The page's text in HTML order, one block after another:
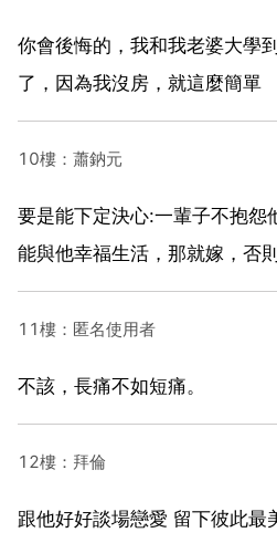
你會後悔的，我和我老婆大學
了，因為我沒房，就這麼簡單
10樓：蕭鈉元
要是能下定決心:一輩子不抱怨
能與他幸福生活，那就嫁，否
11樓：匿名使用者
不該，長痛不如短痛。
12樓：拜倫
跟他好好談場戀愛 留下彼此最